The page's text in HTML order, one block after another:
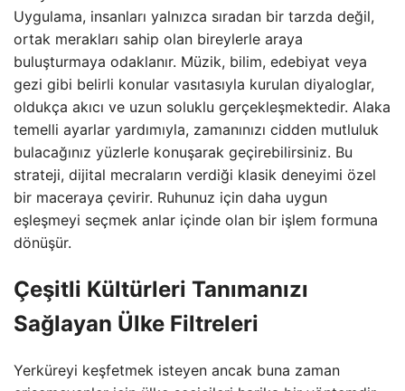
Uygulama, insanları yalnızca sıradan bir tarzda değil,
ortak merakları sahip olan bireylerle araya
buluşturmaya odaklanır. Müzik, bilim, edebiyat veya
gezi gibi belirli konular vasıtasıyla kurulan diyaloglar,
oldukça akıcı ve uzun soluklu gerçekleşmektedir. Alaka
temelli ayarlar yardımıyla, zamanınızı cidden mutluluk
bulacağınız yüzlerle konuşarak geçirebilirsiniz. Bu
strateji, dijital mecraların verdiği klasik deneyimi özel
bir maceraya çevirir. Ruhunuz için daha uygun
eşleşmeyi seçmek anlar içinde olan bir işlem formuna
dönüşür.
Çeşitli Kültürleri Tanımanızı
Sağlayan Ülke Filtreleri
Yerküreyi keşfetmek isteyen ancak buna zaman